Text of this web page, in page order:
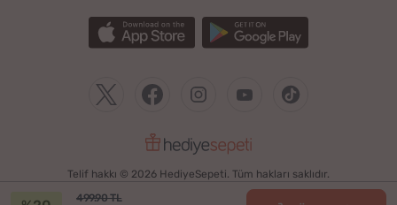
499.90 TL
Telif hakkı © 2026 HediyeSepeti. Tüm hakları saklıdır.